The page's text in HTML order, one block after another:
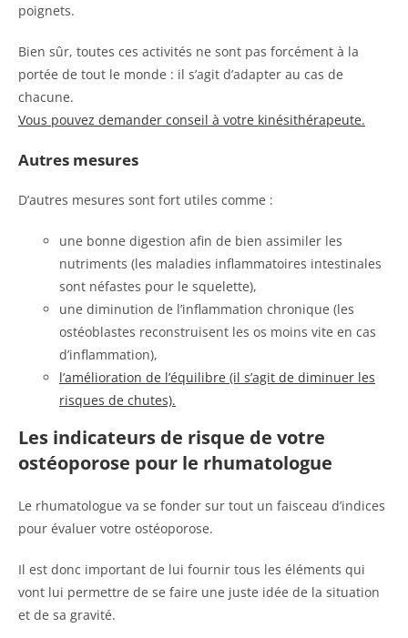
poignets.
Bien sûr, toutes ces activités ne sont pas forcément à la
portée de tout le monde : il s’agit d’adapter au cas de
chacune.
Vous pouvez demander conseil à votre kinésithérapeute.
Autres mesures
D’autres mesures sont fort utiles comme :
une bonne digestion afin de bien assimiler les
nutriments (les maladies inflammatoires intestinales
sont néfastes pour le squelette),
une diminution de l’inflammation chronique (les
ostéoblastes reconstruisent les os moins vite en cas
d’inflammation),
l’amélioration de l’équilibre (il s’agit de diminuer les
risques de chutes).
Les indicateurs de risque de votre
ostéoporose pour le rhumatologue
Le rhumatologue va se fonder sur tout un faisceau d’indices
pour évaluer votre ostéoporose.
Il est donc important de lui fournir tous les éléments qui
vont lui permettre de se faire une juste idée de la situation
et de sa gravité.